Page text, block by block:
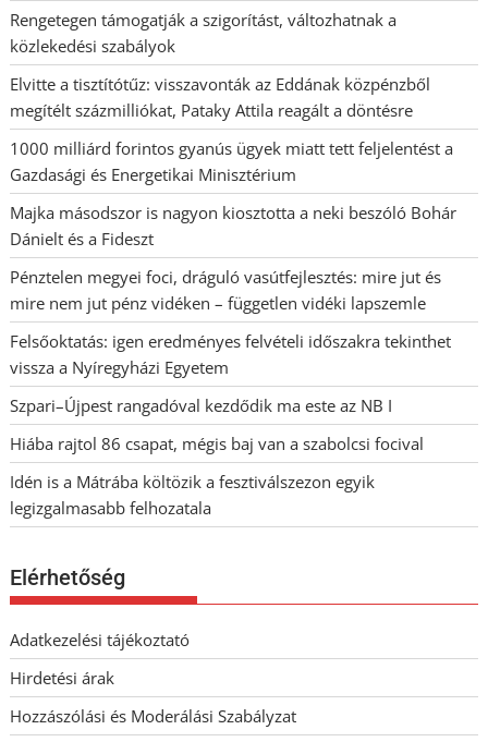
Rengetegen támogatják a szigorítást, változhatnak a
közlekedési szabályok
Elvitte a tisztítótűz: visszavonták az Eddának közpénzből
megítélt százmilliókat, Pataky Attila reagált a döntésre
1000 milliárd forintos gyanús ügyek miatt tett feljelentést a
Gazdasági és Energetikai Minisztérium
Majka másodszor is nagyon kiosztotta a neki beszóló Bohár
Dánielt és a Fideszt
Pénztelen megyei foci, dráguló vasútfejlesztés: mire jut és
mire nem jut pénz vidéken – független vidéki lapszemle
Felsőoktatás: igen eredményes felvételi időszakra tekinthet
vissza a Nyíregyházi Egyetem
Szpari–Újpest rangadóval kezdődik ma este az NB I
Hiába rajtol 86 csapat, mégis baj van a szabolcsi focival
Idén is a Mátrába költözik a fesztiválszezon egyik
legizgalmasabb felhozatala
Elérhetőség
Adatkezelési tájékoztató
Hirdetési árak
Hozzászólási és Moderálási Szabályzat